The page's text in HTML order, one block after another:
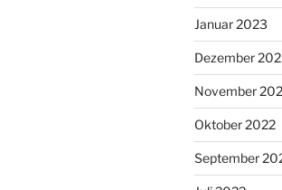
Januar 2023
Dezember
November
Oktober 2022
September